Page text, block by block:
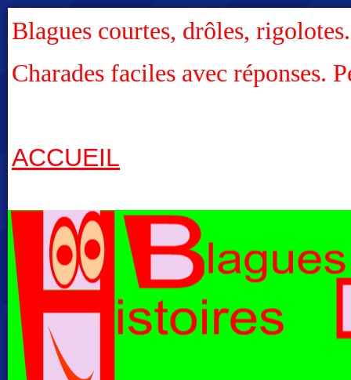
Blagues courtes, drôles,
Charades faciles avec réponses.
ACCUEIL